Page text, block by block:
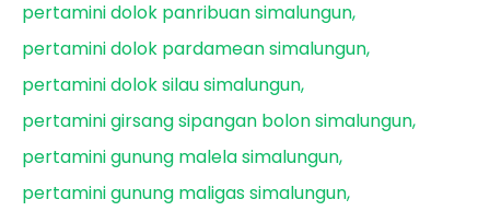
pertamini dolok panribuan simalungun
pertamini dolok pardamean simalungun
pertamini dolok silau simalungun
pertamini girsang sipangan bolon simalungun
pertamini gunung malela simalungun
pertamini gunung maligas simalungun